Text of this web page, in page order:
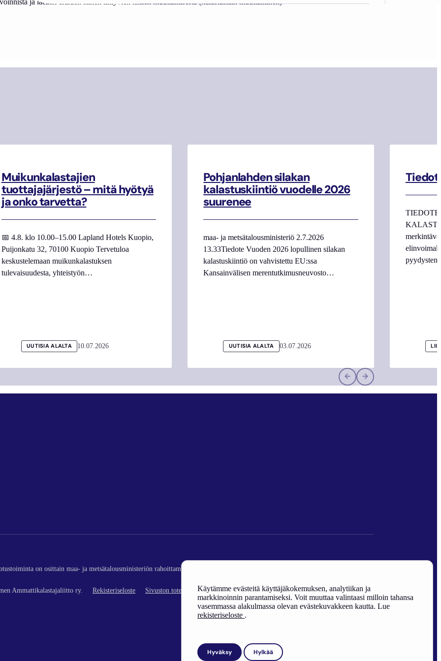
Käytämme evästeitä käyttäjäkokemuksen, analytiikan ja
markkinoinnin parantamiseksi. Voit muuttaa valintaasi milloin tahansa
vasemmassa alakulmassa olevan evästekuvakkeen kautta. Lue
rekisteriseloste .
Hyväksy Hylkää
Muikunkalastajien
tuottajajärjestö – mitä hyötyä
ja onko tarvetta?
📅 4.8. klo 10.00–15.00 Lapland Hotels Kuopio,
Puijonkatu 32, 70100 Kuopio Tervetuloa
keskustelemaan muikunkalastuksen
tulevaisuudesta, yhteistyön…
UUTISIA ALALTA 10.07.2026
Pohjanlahden silakan
kalastuskiintiö vuodelle 2026
suurenee
maa- ja metsätalousministeriö 2.7.2026
13.33Tiedote Vuoden 2026 lopullinen silakan
kalastuskiintiö on vahvistettu EU:ssa
Kansainvälisen merentutkimusneuvosto…
UUTISIA ALALTA 03.07.2026
pyydysten
on osittain maa- ja metsätalousministeriön rahoittamaa (kalatalouden edistäminen).
Ammattikalastajaliitto ry. Rekisteriseloste Sivuston toteutus